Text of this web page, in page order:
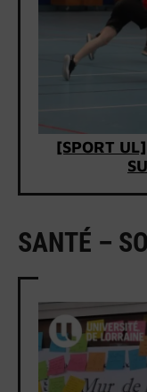
[SPORT
SANTÉ –